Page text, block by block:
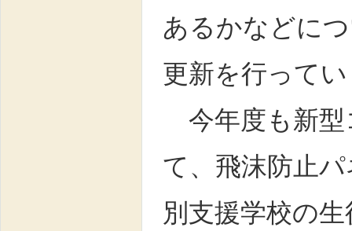
あるかなどに
更新を行って
今年度も新型
て、飛沫防止
別支援学校の